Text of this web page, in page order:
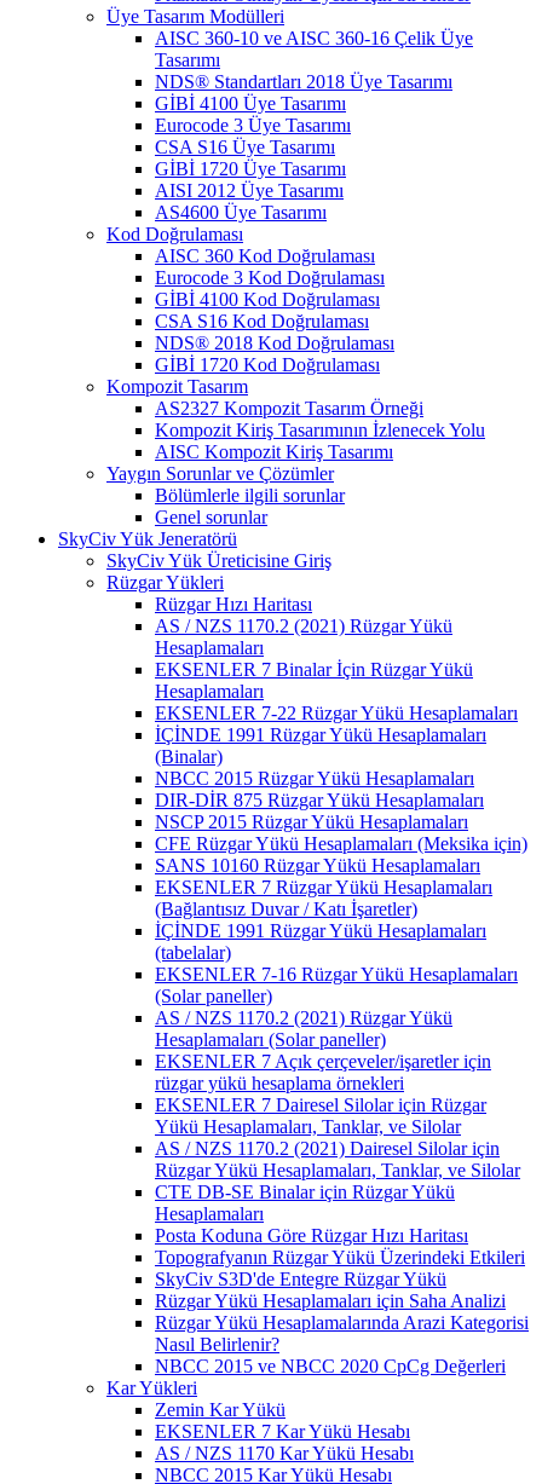
Üye Tasarım Modülleri
AISC 360-10 ve AISC 360-16 Çelik Üye
Tasarımı
NDS® Standartları 2018 Üye Tasarımı
GİBİ 4100 Üye Tasarımı
Eurocode 3 Üye Tasarımı
CSA S16 Üye Tasarımı
GİBİ 1720 Üye Tasarımı
AISI 2012 Üye Tasarımı
AS4600 Üye Tasarımı
Kod Doğrulaması
AISC 360 Kod Doğrulaması
Eurocode 3 Kod Doğrulaması
GİBİ 4100 Kod Doğrulaması
CSA S16 Kod Doğrulaması
NDS® 2018 Kod Doğrulaması
GİBİ 1720 Kod Doğrulaması
Kompozit Tasarım
AS2327 Kompozit Tasarım Örneği
Kompozit Kiriş Tasarımının İzlenecek Yolu
AISC Kompozit Kiriş Tasarımı
Yaygın Sorunlar ve Çözümler
Bölümlerle ilgili sorunlar
Genel sorunlar
SkyCiv Yük Jeneratörü
SkyCiv Yük Üreticisine Giriş
Rüzgar Yükleri
Rüzgar Hızı Haritası
AS / NZS 1170.2 (2021) Rüzgar Yükü
Hesaplamaları
EKSENLER 7 Binalar İçin Rüzgar Yükü
Hesaplamaları
EKSENLER 7-22 Rüzgar Yükü Hesaplamaları
İÇİNDE 1991 Rüzgar Yükü Hesaplamaları
(Binalar)
NBCC 2015 Rüzgar Yükü Hesaplamaları
DIR-DİR 875 Rüzgar Yükü Hesaplamaları
NSCP 2015 Rüzgar Yükü Hesaplamaları
CFE Rüzgar Yükü Hesaplamaları (Meksika için)
SANS 10160 Rüzgar Yükü Hesaplamaları
EKSENLER 7 Rüzgar Yükü Hesaplamaları
(Bağlantısız Duvar / Katı İşaretler)
İÇİNDE 1991 Rüzgar Yükü Hesaplamaları
(tabelalar)
EKSENLER 7-16 Rüzgar Yükü Hesaplamaları
(Solar paneller)
AS / NZS 1170.2 (2021) Rüzgar Yükü
Hesaplamaları (Solar paneller)
EKSENLER 7 Açık çerçeveler/işaretler için
rüzgar yükü hesaplama örnekleri
EKSENLER 7 Dairesel Silolar için Rüzgar
Yükü Hesaplamaları, Tanklar, ve Silolar
AS / NZS 1170.2 (2021) Dairesel Silolar için
Rüzgar Yükü Hesaplamaları, Tanklar, ve Silolar
CTE DB-SE Binalar için Rüzgar Yükü
Hesaplamaları
Posta Koduna Göre Rüzgar Hızı Haritası
Topografyanın Rüzgar Yükü Üzerindeki Etkileri
SkyCiv S3D'de Entegre Rüzgar Yükü
Rüzgar Yükü Hesaplamaları için Saha Analizi
Rüzgar Yükü Hesaplamalarında Arazi Kategorisi
Nasıl Belirlenir?
NBCC 2015 ve NBCC 2020 CpCg Değerleri
Kar Yükleri
Zemin Kar Yükü
EKSENLER 7 Kar Yükü Hesabı
AS / NZS 1170 Kar Yükü Hesabı
NBCC 2015 Kar Yükü Hesabı